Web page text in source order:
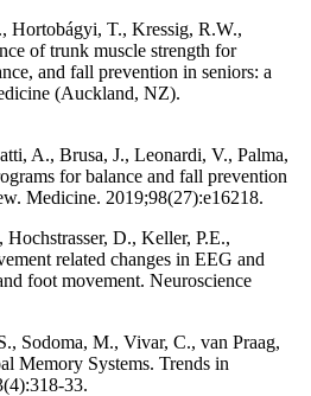
Hortobágyi, T., Kressig, R.W.,
of trunk muscle strength for
and fall prevention in seniors: a
(Auckland, NZ).
A., Brusa, J., Leonardi, V., Palma,
for balance and fall prevention
Medicine. 2019;98(27):e16218.
D., Keller, P.E.,
related changes in EEG and
foot movement. Neuroscience
Sodoma, M., Vivar, C., van Praag,
Memory Systems. Trends in
33.